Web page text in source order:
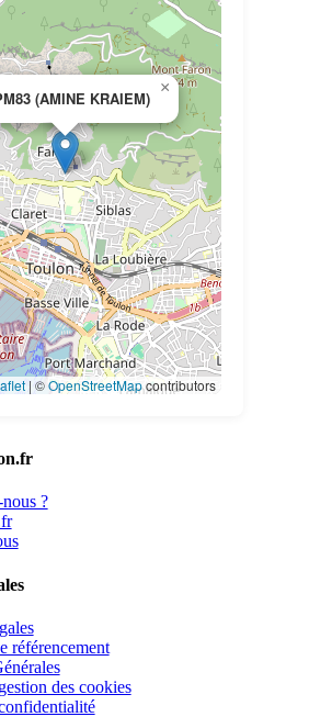
(AMINE KRAIEM)
×
| ©OpenStreetMapcontributors
?
référencement
des cookies